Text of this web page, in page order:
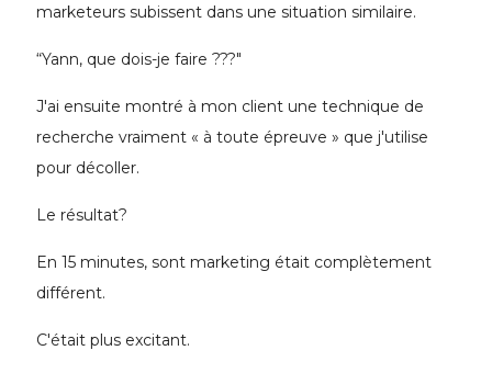
marketeurs subissent dans une situation similaire.
“Yann, que dois-je faire ???"
J'ai ensuite montré à mon client une technique de
recherche vraiment « à toute épreuve » que j'utilise
pour décoller.
Le résultat?
En 15 minutes, sont marketing était complètement
différent.
C'était plus excitant.